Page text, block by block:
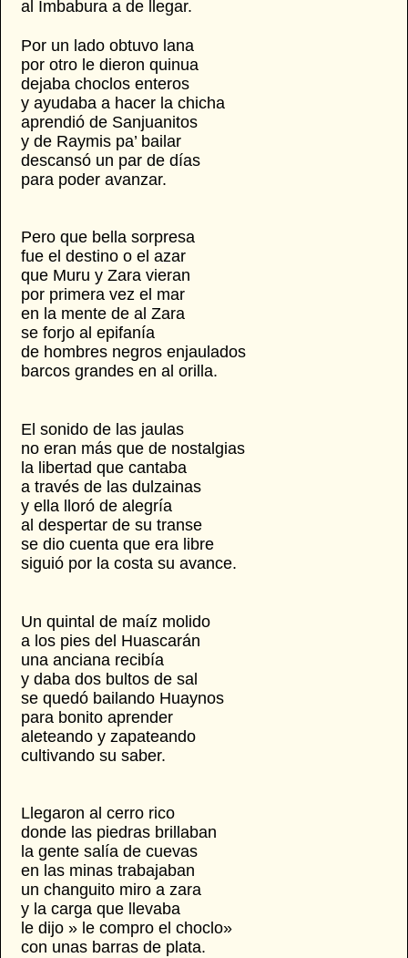
al Imbabura a de llegar.
Por un lado obtuvo lana
por otro le dieron quinua
dejaba choclos enteros
y ayudaba a hacer la chicha
aprendió de Sanjuanitos
y de Raymis pa’ bailar
descansó un par de días
para poder avanzar.
Pero que bella sorpresa
fue el destino o el azar
que Muru y Zara vieran
por primera vez el mar
en la mente de al Zara
se forjo al epifanía
de hombres negros enjaulados
barcos grandes en al orilla.
El sonido de las jaulas
no eran más que de nostalgias
la libertad que cantaba
a través de las dulzainas
y ella lloró de alegría
al despertar de su transe
se dio cuenta que era libre
siguió por la costa su avance.
Un quintal de maíz molido
a los pies del Huascarán
una anciana recibía
y daba dos bultos de sal
se quedó bailando Huaynos
para bonito aprender
aleteando y zapateando
cultivando su saber.
Llegaron al cerro rico
donde las piedras brillaban
la gente salía de cuevas
en las minas trabajaban
un changuito miro a zara
y la carga que llevaba
le dijo » le compro el choclo»
con unas barras de plata.